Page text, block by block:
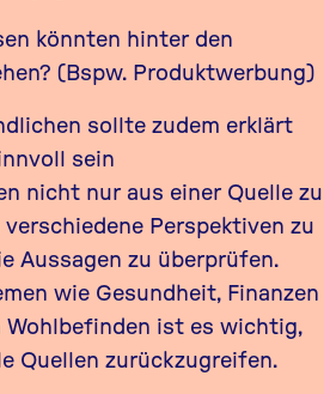
könnten hinter den
(Bspw. Produktwerbung)
sollte zudem erklärt
sein
nicht nur aus einer Quelle zu
Perspektiven zu
Aussagen zu überprüfen.
wie Gesundheit, Finanzen
Wohlbefinden ist es wichtig,
Quellen zurückzugreifen.